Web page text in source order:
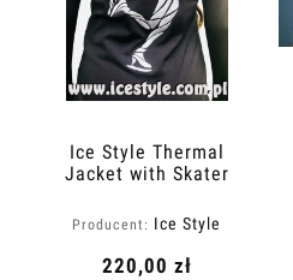
Ice Style Thermal
Jacket with Skater
Producent: Ice Style
220,00 zł